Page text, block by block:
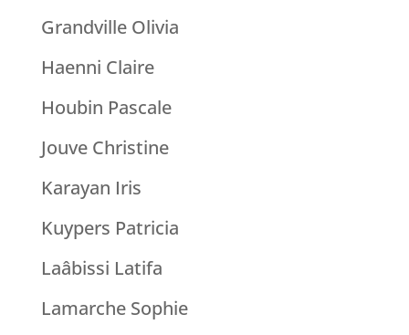
Grandville Olivia
Haenni Claire
Houbin Pascale
Jouve Christine
Karayan Iris
Kuypers Patricia
Laâbissi Latifa
Lamarche Sophie